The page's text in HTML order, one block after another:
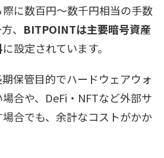
に数百円〜数千円相当の手数
、 BITPOINTは主要暗号資産
に設定されています。
保管目的でハードウェアウォ
合や、DeFi・NFTなど外部サ
合でも、余計なコストがかか